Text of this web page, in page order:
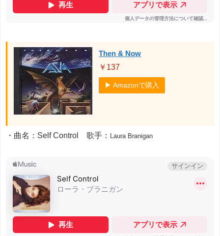
Then & Now
￥137
▶ Amazonで購入
・曲名：Self Control 歌手： Laura Branigan